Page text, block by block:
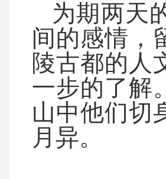
为期两天
间的感情，
陵古都的人
一步的了解
山中他们切
月异。